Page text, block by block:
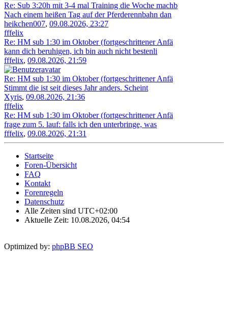
Re: Sub 3:20h mit 3-4 mal Training die Woche machb
Nach einem heißen Tag auf der Pferderennbahn dan
heikchen007, 09.08.2026, 23:27
fffelix
Re: HM sub 1:30 im Oktober (fortgeschrittener Anfä
kann dich beruhigen, ich bin auch nicht bestenli
fffelix, 09.08.2026, 21:59
Re: HM sub 1:30 im Oktober (fortgeschrittener Anfä
Stimmt die ist seit dieses Jahr anders. Scheint
Xyris, 09.08.2026, 21:36
fffelix
Re: HM sub 1:30 im Oktober (fortgeschrittener Anfä
frage zum 5. lauf: falls ich den unterbringe, was
fffelix, 09.08.2026, 21:31
Startseite
Foren-Übersicht
FAQ
Kontakt
Forenregeln
Datenschutz
Alle Zeiten sind UTC+02:00
Aktuelle Zeit: 10.08.2026, 04:54
Optimized by: phpBB SEO